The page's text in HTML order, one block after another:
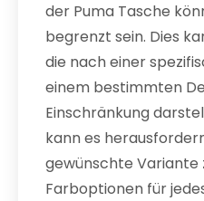
der Puma Tasche
begrenzt sein. Dies
die nach einer
einem bestimmten
Einschränkung
kann es
gewünschte Variante
Farboptionen für